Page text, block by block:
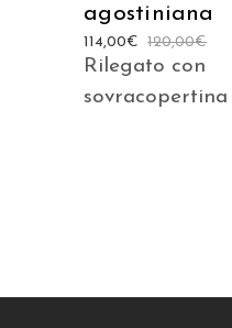
agostiniana
120,00€
114,00€
Rilegato con
sovracopertina